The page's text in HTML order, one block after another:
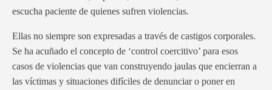
escucha paciente de quienes sufren violencias.
Ellas no siempre son expresadas a través de castigos corporales.
Se ha acuñado el concepto de ‘control coercitivo’ para esos
casos de violencias que van construyendo jaulas que encierran a
las víctimas y situaciones difíciles de denunciar o poner en